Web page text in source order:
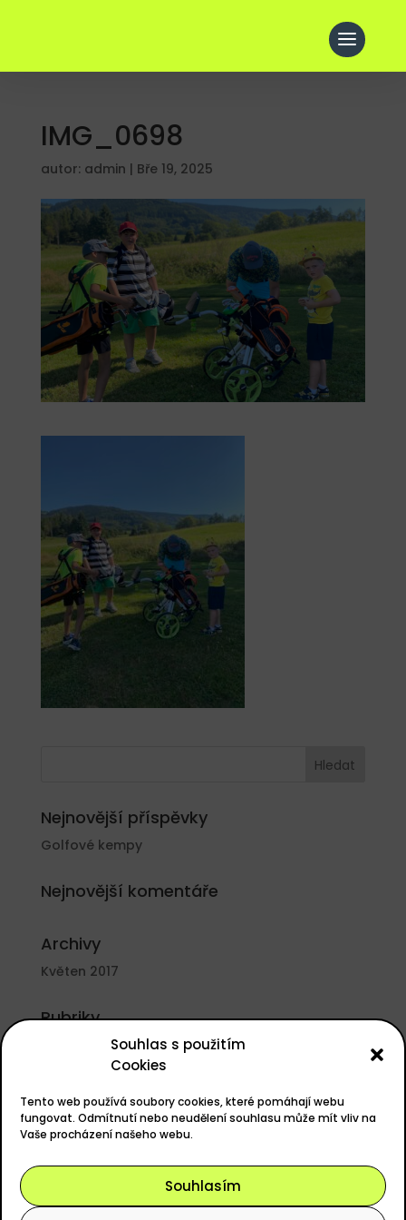
Souhlas s použitím
Cookies
Tento web používá soubory cookies, které pomáhají webu
fungovat. Odmítnutí nebo neudělení souhlasu může mít vliv na
Vaše procházení našeho webu.
Souhlasím
IMG_0698
autor: admin | Bře 19, 2025
Nejnovější příspěvky
Golfové kempy
Nejnovější komentáře
Archivy
Květen 2017
Rubriky
Nezařazené
Přihlásit se
Zdroj kanálů (příspěvky)
Kanál komentářů